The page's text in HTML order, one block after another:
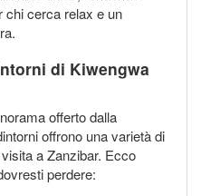
chi cerca relax e un
di Kiwengwa
offerto dalla
offrono una varietà di
a Zanzibar. Ecco
perdere: